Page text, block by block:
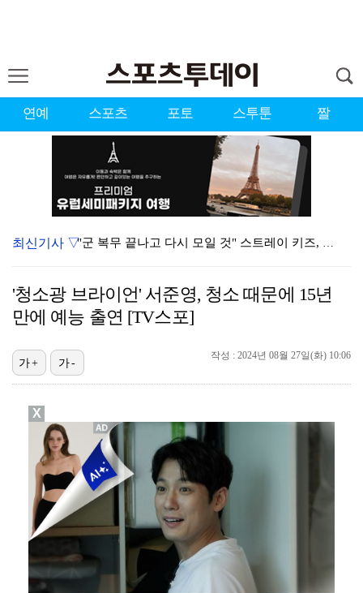
연예 스포츠 포토 스투툰 짤
"군 복무 끝나고 다시 모일 것" 스트레이 키즈, 성적…
[ST포토] 스트레이 키즈 현진, '비주얼로 압살'
[ST포토] 필릭스, '애교 천재'
[ST포토] 스트레이 키즈 현진, '얼굴이 안보여'
[ST포토] 스트레이 키즈 현진, 훈훈 비주얼
[ST포토] 스트레이 키즈 한, '수트 입고 멋있게'
[ST포토] 스트레이 키즈 현진, '스테이 안녕~'
최신기사 ▽
'청소광 브라이언' 서준영, 청소 때문에 15년
만에 예능 출연 [TV스포]
작성 : 2024년 08월 27일(화) 10:06
가+ 가-
X